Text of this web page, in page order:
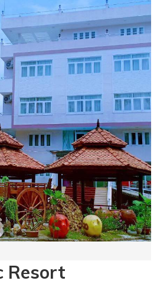
Resort